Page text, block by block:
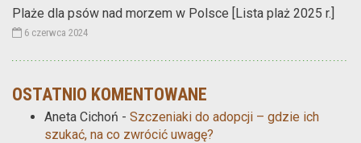
Plaże dla psów nad morzem w Polsce [Lista plaż 2025 r.]
6 czerwca 2024
OSTATNIO KOMENTOWANE
Aneta Cichoń - Szczeniaki do adopcji – gdzie ich
szukać, na co zwrócić uwagę?